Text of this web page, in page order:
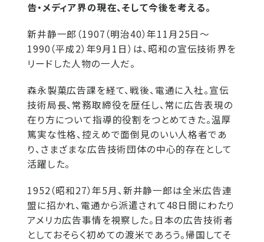
告・メディア界の現在、そして今後を考える。
新井静一郎（1907（明治40）年11月25日～
1990（平成2）年9月1日）は、昭和の宣伝技術界を
リードした人物の一人だ。
森永製菓広告課を経て、戦後、電通に入社。宣伝
技術局長、常務取締役を歴任し、常に広告表現の
在り方について指導的役割をつとめてきた。温厚
篤実な性格、控えめで面倒見のいい人格者であ
り、さまざまな広告技術団体の中心的存在として
活躍した。
1952（昭和27）年5月、新井静一郎は全米広告連
盟に招かれ、電通から派遣されて48日間にわたり
アメリカ広告事情を視察した。日本の広告技術者
としておそらく初めての渡米であろう。帰国してそ